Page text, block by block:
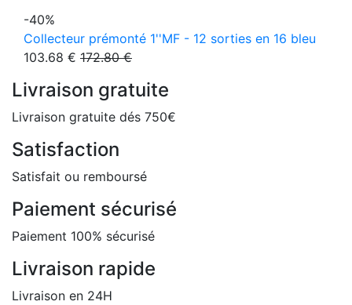
-40%
Collecteur prémonté 1''MF - 12 sorties en 16 bleu
103.68 € 172.80 €
Livraison gratuite
Livraison gratuite dés 750€
Satisfaction
Satisfait ou remboursé
Paiement sécurisé
Paiement 100% sécurisé
Livraison rapide
Livraison en 24H